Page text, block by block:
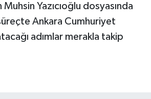
Yazıcıoğlu dosyasında
Ankara Cumhuriyet
atacağı adımlar merakla takip